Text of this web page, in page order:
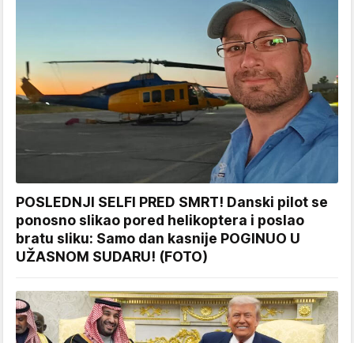
POSLEDNJI SELFI PRED SMRT! Danski pilot se
ponosno slikao pored helikoptera i poslao
bratu sliku: Samo dan kasnije POGINUO U
UŽASNOM SUDARU! (FOTO)